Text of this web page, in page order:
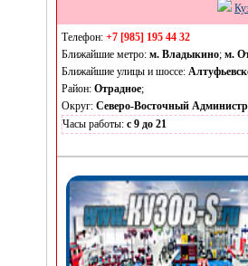
Телефон: +7 [985] 195 44 32
Ближайшие метро: м. Владыкино; м.
Ближайшие улицы и шоссе:
Район: Отрадное;
Округ: Северо-Восточный
Часы работы: с 9 до 21